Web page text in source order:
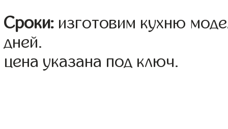
Сроки: изготовим кухню
дней.
цена указана под ключ.